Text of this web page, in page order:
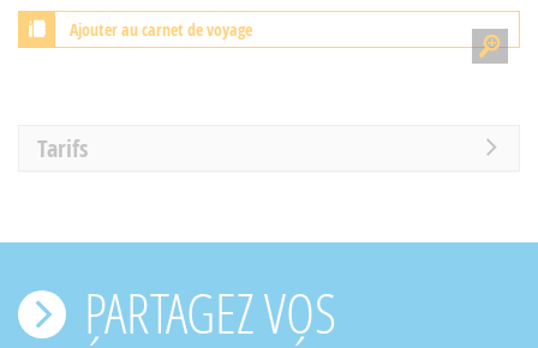
Ajouter au carnet de voyage
Tarifs
PARTAGEZ VOS